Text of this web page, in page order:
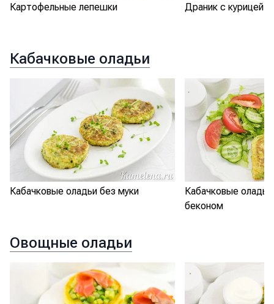
Картофельные лепешки Драник с курицей
Кабачковые оладьи
Кабачковые оладьи без муки
Кабачковые
беконом
Овощные оладьи